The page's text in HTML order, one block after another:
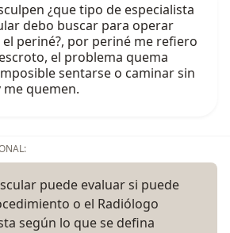
¿que tipo de especialista
debo buscar para operar
el periné?, por periné me refiero
el problema quema
sentarse o caminar sin
quemen.
puede evaluar si puede
o el Radiólogo
según lo que se defina